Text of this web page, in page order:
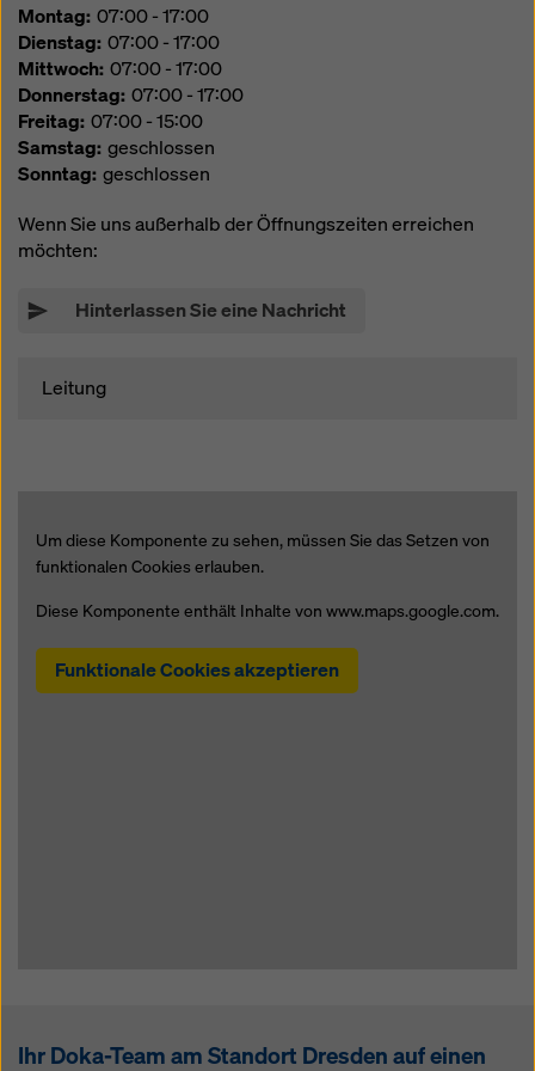
Montag 07:00 - 17:00
Dienstag 07:00 - 17:00
Mittwoch 07:00 - 17:00
Donnerstag 07:00 - 17:00
Freitag 07:00 - 15:00
Samstag geschlossen
Sonntag geschlossen
Wenn Sie uns außerhalb der Öffnungszeiten erreichen
möchten:
Hinterlassen Sie eine Nachricht
Leitung
Um diese Komponente zu sehen, müssen Sie das Setzen von
funktionalen Cookies erlauben.
Diese Komponente enthält Inhalte von www.maps.google.com.
Funktionale Cookies akzeptieren
Ihr Doka-Team am Standort Dresden auf einen
Überwachungszwecken unterliegen und dagegen
keine wirksamen Rechtsbehelfe zur Verfügung
stehen. Sie können alle einwilligungspflichtigen
Cookies ablehnen, indem Sie auf "Ablehnen" klicken
oder IhreCookie Einstellungen
auf Cookie Einstellungen am Ende dieser Website
klicken und die entsprechenden Checkboxen
verwenden. Sie können Ihre Einwilligung jederzeit
grundlos mit Wirkung für die Zukunft widerrufen,
indem Sie zB auf
Weitere Informationen zu unseren Cookies finden Sie
(Erweiterte Cookie-Einstellungen).